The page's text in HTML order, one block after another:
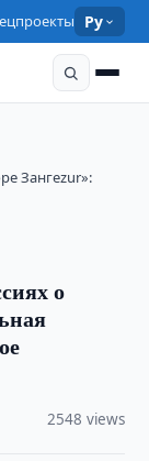
Ру
Зангеzur»:
о
2548 views